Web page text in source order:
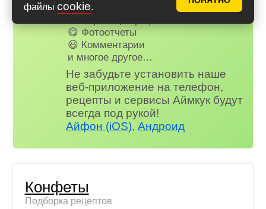
файлы cookie.
🤓 Журнал
😋 Фотоотчеты
😃 Комментарии
и многое другое…
Не забудьте установить наше
веб-приложение на телефон,
рецепты и сервисы Аймкук будут
всегда под рукой!
Айфон (iOS),Андроид
Конфеты
Подборка рецептов